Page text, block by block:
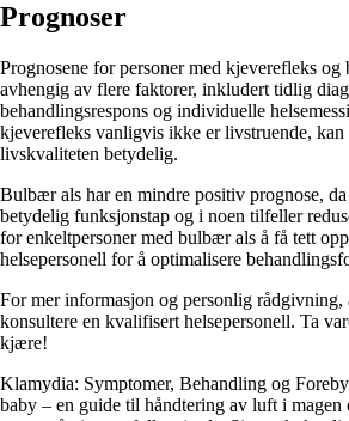
Prognoser
Prognosene for personer med kjeverefleks
avhengig av flere faktorer, inkludert tidlig
behandlingsrespons og individuelle
kjeverefleks vanligvis ikke er livstruende, kan
livskvaliteten betydelig.
Bulbær als har en mindre positiv prognose,
betydelig funksjonstap og i noen tilfeller
for enkeltpersoner med bulbær als å få tett
helsepersonell for å optimalisere
For mer informasjon og personlig rådgivning,
konsultere en kvalifisert helsepersonell. Ta
kjære!
Klamydia: Symptomer, Behandling og
baby – en guide til håndtering av luft i magen